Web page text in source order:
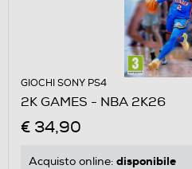
GIOCHI SONY PS4
2K GAMES - NBA 2K26
€ 34,90
Acquisto online: disponibile